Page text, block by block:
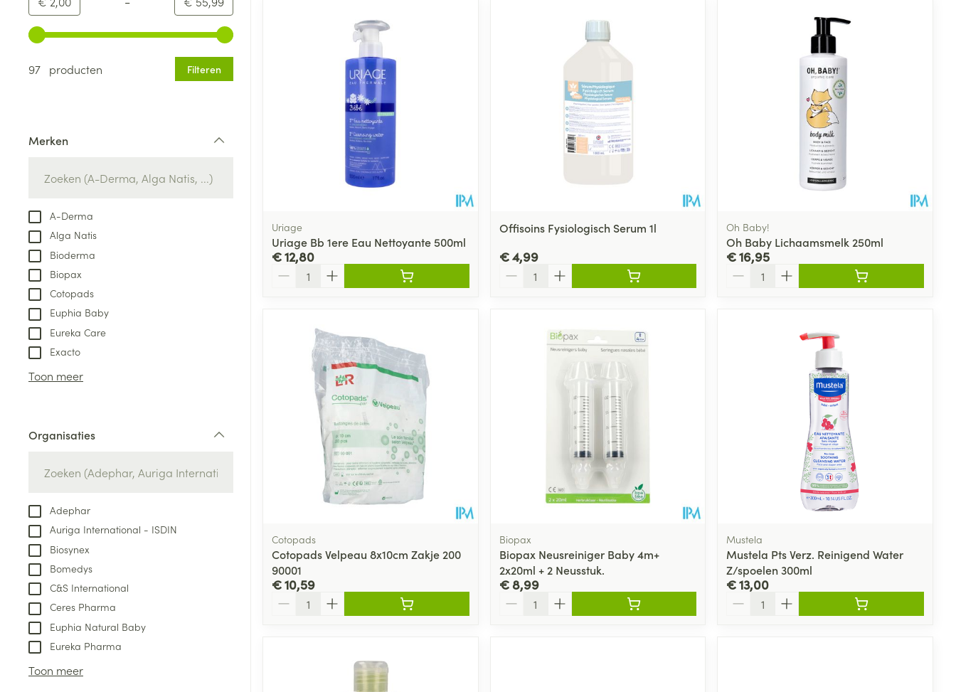
Gebruik de pijltjestoetsen links en rechts om de minimale en maximale prijswaarden aan te passen.
97 producten
Filteren
Merken
A-Derma
Alga Natis
Bioderma
Biopax
Cotopads
Euphia Baby
Eureka Care
Exacto
Toon meer
Organisaties
Adephar
Auriga International - ISDIN
Biosynex
Bomedys
C&S International
Ceres Pharma
Euphia Natural Baby
Eureka Pharma
Toon meer
Uriage
Uriage Bb 1ere Eau Nettoyante 500ml
€ 12,80
Offisoins Fysiologisch Serum 1l
€ 4,99
Oh Baby!
Oh Baby Lichaamsmelk 250ml
€ 16,95
Cotopads
Cotopads Velpeau 8x10cm Zakje 200
90001
€ 10,59
Biopax
Biopax Neusreiniger Baby 4m+
2x20ml + 2 Neusstuk.
€ 8,99
Mustela
Mustela Pts Verz. Reinigend Water
Z/spoelen 300ml
€ 13,00